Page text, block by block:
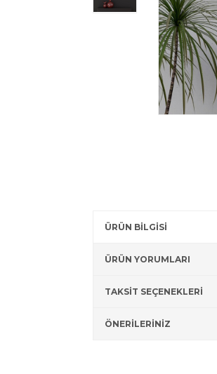
ÜRÜN BİLGİSİ
ÜRÜN YORUMLARI
TAKSİT SEÇENEKLERİ
ÖNERİLERİNİZ